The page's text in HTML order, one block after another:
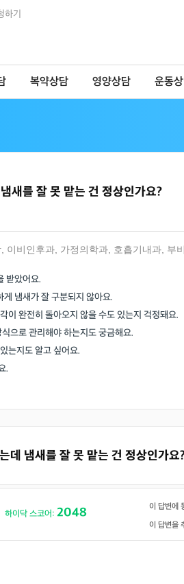
하기
복약상담 영양상담 운동
새를 잘 못 맡는 건 정상인가요?
이비인후과 가정의학과 호흡기내과 부
받았어요.
냄새가 잘 구분되지 않아요.
이 완전히 돌아오지 않을 수도 있는지 걱정돼요.
으로 관리해야 하는지도 궁금해요.
는지도 알고 싶어요.
.
데 냄새를 잘 못 맡는 건 정상인가요
하이닥 스코어: 2048 이 답변에
이 답변을